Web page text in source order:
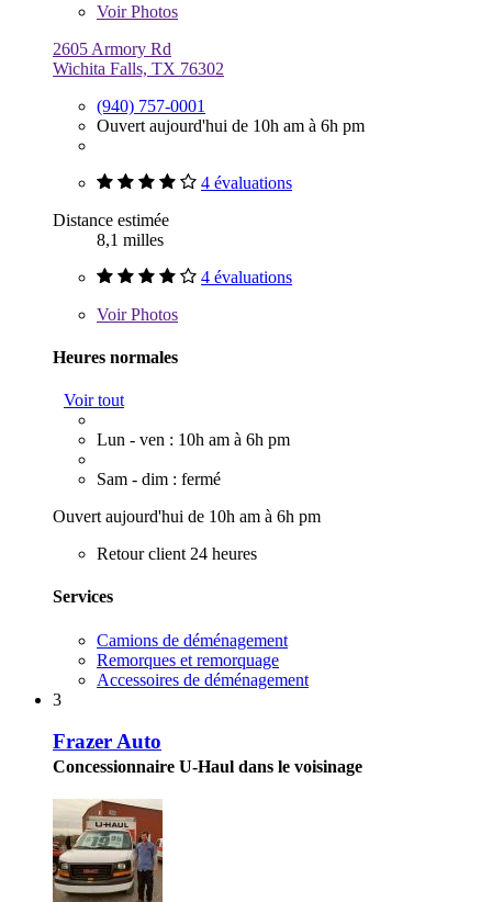
VoirPhotos
2605 Armory Rd
Wichita Falls, TX 76302
(940) 757-0001
Ouvert aujourd'hui de 10h am à 6h pm
4 évaluations
Distance estimée
8,1 milles
4 évaluations
VoirPhotos
Heures normales
Voir tout
Lun - ven : 10h am à 6h pm
Sam - dim : fermé
Ouvert aujourd'hui de 10h am à 6h pm
Retour client 24 heures
Services
Camions de déménagement
Remorques et remorquage
Accessoires de déménagement
3
Frazer Auto
Concessionnaire U-Haul dans le voisinage